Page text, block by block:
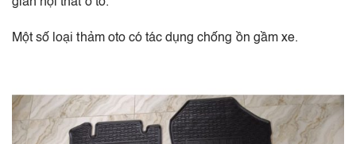
Một số loại thảm oto có tác dụng chống ồn gầm xe.